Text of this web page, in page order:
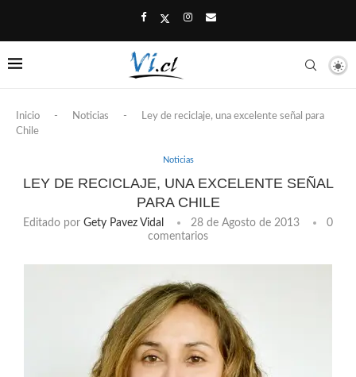
Inicio - Noticias -
Ley de reciclaje, una excelente señal para
Chile
Noticias
LEY DE RECICLAJE, UNA EXCELENTE SEÑAL
PARA CHILE
Editado por Gety Pavez Vidal 28 de Agosto de 2013
0
comentarios